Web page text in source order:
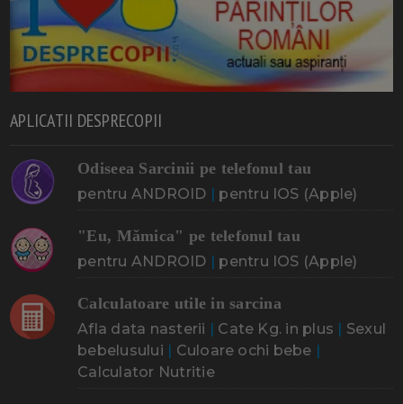
APLICATII DESPRECOPII
Odiseea Sarcinii pe telefonul tau
pentru ANDROID | pentru IOS (Apple)
"Eu, Mămica" pe telefonul tau
pentru ANDROID | pentru IOS (Apple)
Calculatoare utile in sarcina
Afla data nasterii | Cate Kg. in plus | Sexul
bebelusului | Culoare ochi bebe |
Calculator Nutritie